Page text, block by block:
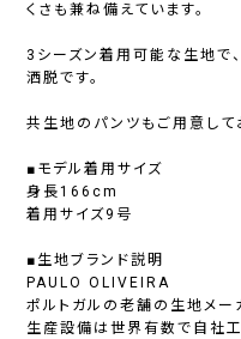
くさも兼ね備えています。
3シーズン着用可能な生地で
洒脱です。
共生地のパンツもご用意して
■モデル着用サイズ
身長166cm
着用サイズ9号
■生地ブランド説明
PAULO OLIVEIRA
ポルトガルの老舗の生地メー
生産設備は世界有数で自社